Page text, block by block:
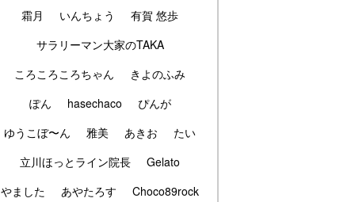
霜月 いんちょう
有賀 悠歩
サラリーマン大家のTAKA
ころころころちゃん
きよのふみ
ぽん
hasechaco
ぴんが
ゆうこぼ〜ん
雅美 あきお
たい
立川ほっとライン院長
Gelato
やました
あやたろす
Choco89rock